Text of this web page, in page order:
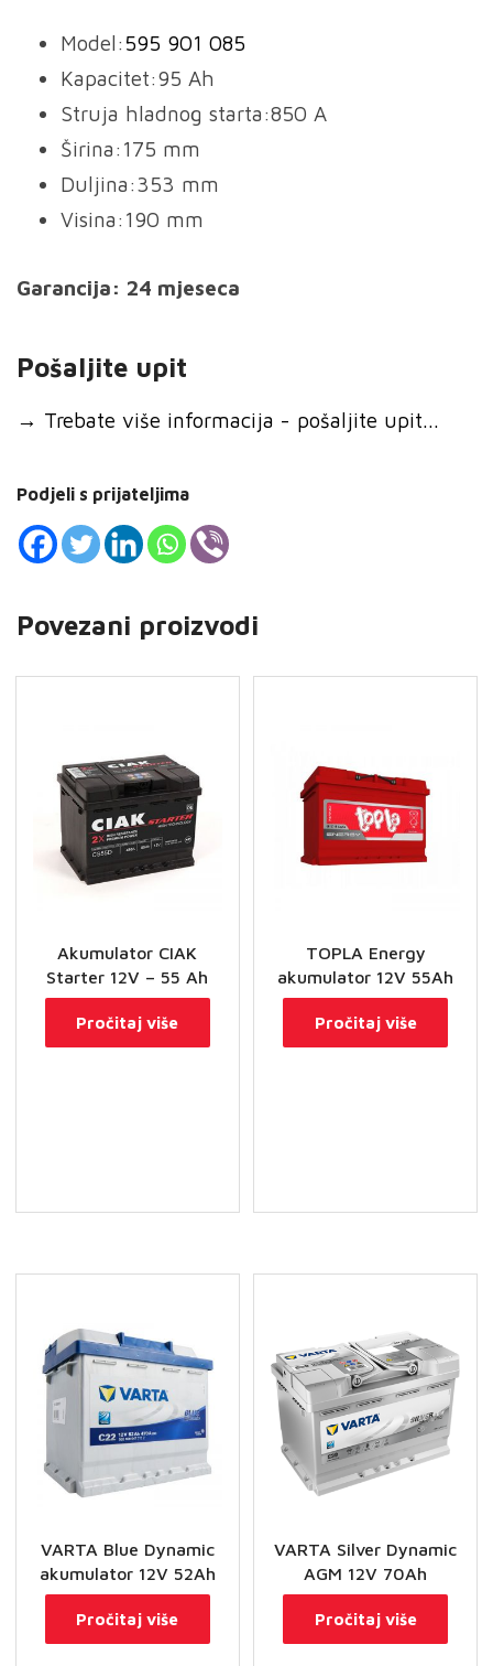
Model: 595 901 085
Kapacitet:95 Ah
Struja hladnog starta:850 A
Širina:175 mm
Duljina:353 mm
Visina:190 mm
Garancija: 24 mjeseca
Pošaljite upit
→ Trebate više informacija - pošaljite upit...
Podjeli s prijateljima
Povezani proizvodi
Akumulator CIAK
Starter 12V – 55 Ah
Pročitaj više
TOPLA Energy
akumulator 12V 55Ah
Pročitaj više
VARTA Blue Dynamic
akumulator 12V 52Ah
Pročitaj više
VARTA Silver Dynamic
AGM 12V 70Ah
Pročitaj više